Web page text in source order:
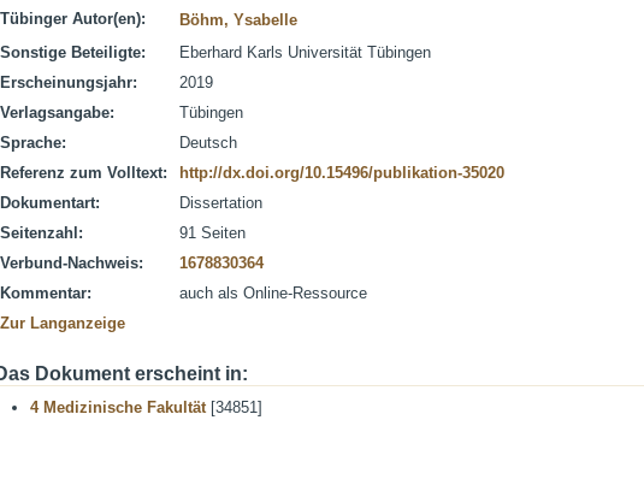
Tübinger Autor(en):
Böhm, Ysabelle
Sonstige Beteiligte:
Eberhard Karls Universität Tübingen
Erscheinungsjahr:
2019
Verlagsangabe:
Tübingen
Sprache:
Deutsch
Referenz zum Volltext:
http://dx.doi.org/10.15496/publikation-35020
Dokumentart:
Dissertation
Seitenzahl:
91 Seiten
Verbund-Nachweis:
1678830364
Kommentar:
auch als Online-Ressource
Zur Langanzeige
Dokument erscheint in:
4 Medizinische Fakultät[34851]